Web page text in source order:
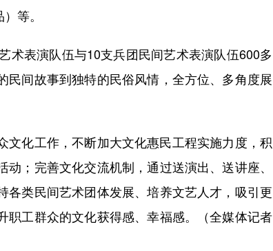
等。
表演队伍与10支兵团民间艺术表演队伍600多
间故事到独特的民俗风情，全方位、多角度展
化工作，不断加大文化惠民工程实施力度，积
；完善文化交流机制，通过送演出、送讲座、
类民间艺术团体发展、培养文艺人才，吸引更
工群众的文化获得感、幸福感。（全媒体记者